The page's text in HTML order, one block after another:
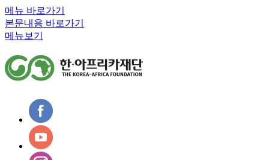
메뉴 바로가기
본문내용 바로가기
메뉴보기